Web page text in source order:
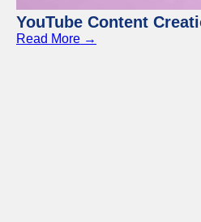
YouTube Content
Read More →